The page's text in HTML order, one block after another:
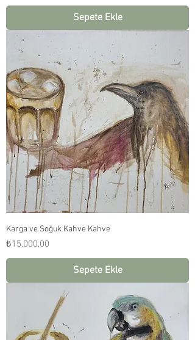
Sepete Ekle
Karga ve Soğuk Kahve Kahve
Fiyat
₺15.000,00
Sepete Ekle